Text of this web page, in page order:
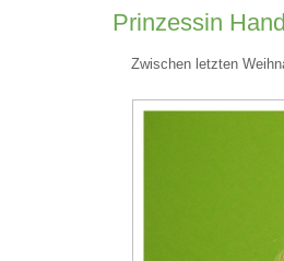
Prinzessin
Zwischen letzten